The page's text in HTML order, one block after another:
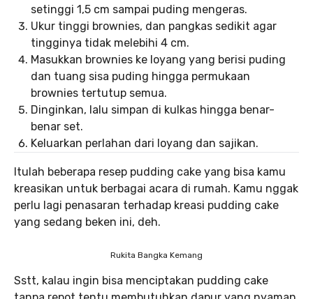
setinggi 1,5 cm sampai puding mengeras.
Ukur tinggi brownies, dan pangkas sedikit agar
tingginya tidak melebihi 4 cm.
Masukkan brownies ke loyang yang berisi puding
dan tuang sisa puding hingga permukaan
brownies tertutup semua.
Dinginkan, lalu simpan di kulkas hingga benar-
benar set.
Keluarkan perlahan dari loyang dan sajikan.
Itulah beberapa resep pudding cake yang bisa kamu
kreasikan untuk berbagai acara di rumah. Kamu nggak
perlu lagi penasaran terhadap kreasi pudding cake
yang sedang beken ini, deh.
Rukita Bangka Kemang
Sstt, kalau ingin bisa menciptakan pudding cake